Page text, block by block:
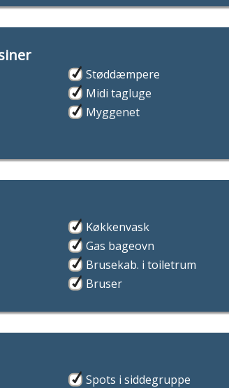
Støddæmpere
Midi tagluge
Myggenet
Køkkenvask
Gas bageovn
Brusekab. i toiletrum
Bruser
Spots i siddegruppe